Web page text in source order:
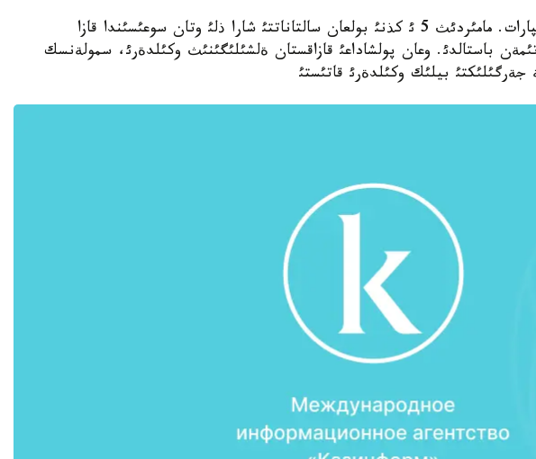
استانا. مامئردئث 8 ئ. قازاقپارات. مامئردئث 5 ئ كذنئ بولعان سالتاناتتئ شارا ذلئ وتان سوعئسئندا قازا
باستالدئ. وعان پولشاداعئ قازاقستان ةلشئلئگئنئث وكئلدةرئ، سمولةنسك
جةرگئلئكتئ بيلئك وكئلدةرئ قاتئستئ